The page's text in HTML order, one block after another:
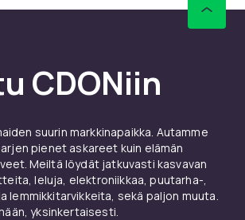
CDONiin
suurin markkinapaikka. Autamme
pienet askareet kuin elämän
Meiltä löydät jatkuvasti kasvavan
leluja, elektroniikkaa, puutarha-,
lemmikkitarvikkeita, sekä paljon muuta.
yksinkertaisesti.